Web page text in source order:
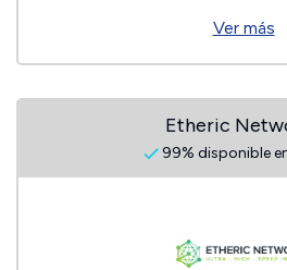
Ver más
Etheric
99% disponible